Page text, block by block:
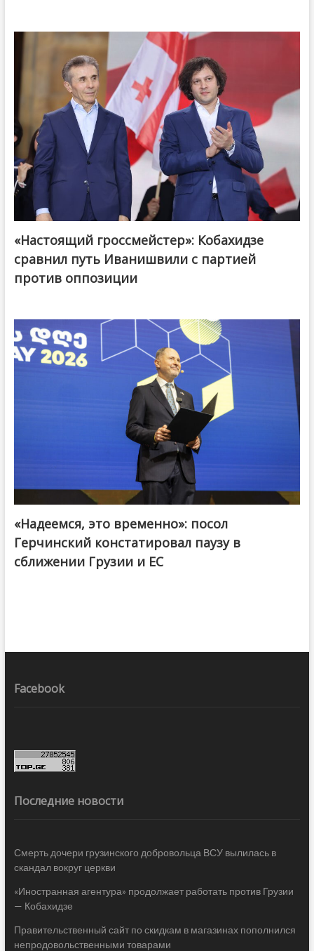
@ქართული ოცნება / Georgian Dream
«Настоящий гроссмейстер»: Кобахидзе
сравнил путь Иванишвили с партией
против оппозиции
«Надеемся, это временно»: посол
Герчинский констатировал паузу в
сближении Грузии и ЕС
Facebook
Последние новости
Смерть дочери грузинского добровольца ВСУ вылилась в
скандал вокруг церкви
«Иностранная агентура» продолжает работать против Грузии
— Кобахидзе
Правительственный сайт по скидкам в магазинах пополнился
непродовольственными товарами